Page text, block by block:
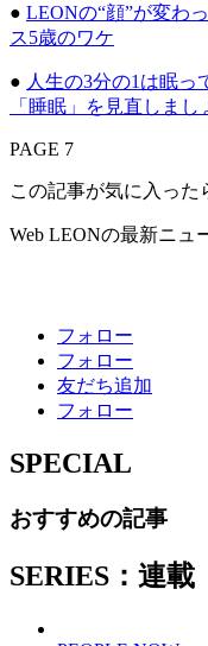
● LEONの“顔”が変わ
ス5歳のワケ
● 人生の3分の1は眠っ
「睡眠」を見直しまし
PAGE 7
この記事が気に入った
Web LEONの最新ニュ
フォロー
フォロー
友だち追加
フォロー
SPECIAL
おすすめの記事
SERIES：連載